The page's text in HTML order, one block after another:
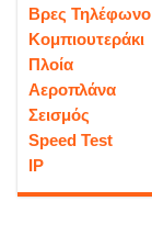
Βρες Τηλέφωνο
Κομπιουτεράκι
Πλοία
Αεροπλάνα
Σεισμός
Speed Test
IP